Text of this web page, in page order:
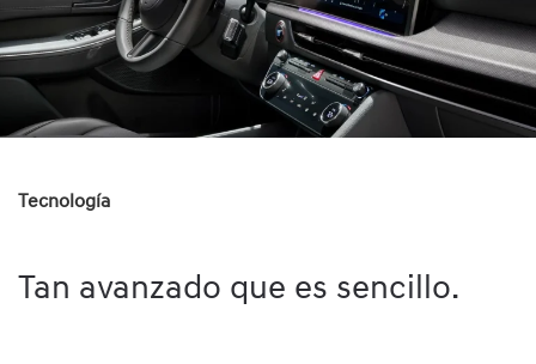
Tecnología
Tan avanzado que es sencillo.